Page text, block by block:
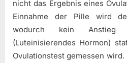
nicht das Ergebnis eines
Einnahme der Pille wird
wodurch kein
(Luteinisierendes Hormon)
Ovulationstest gemessen